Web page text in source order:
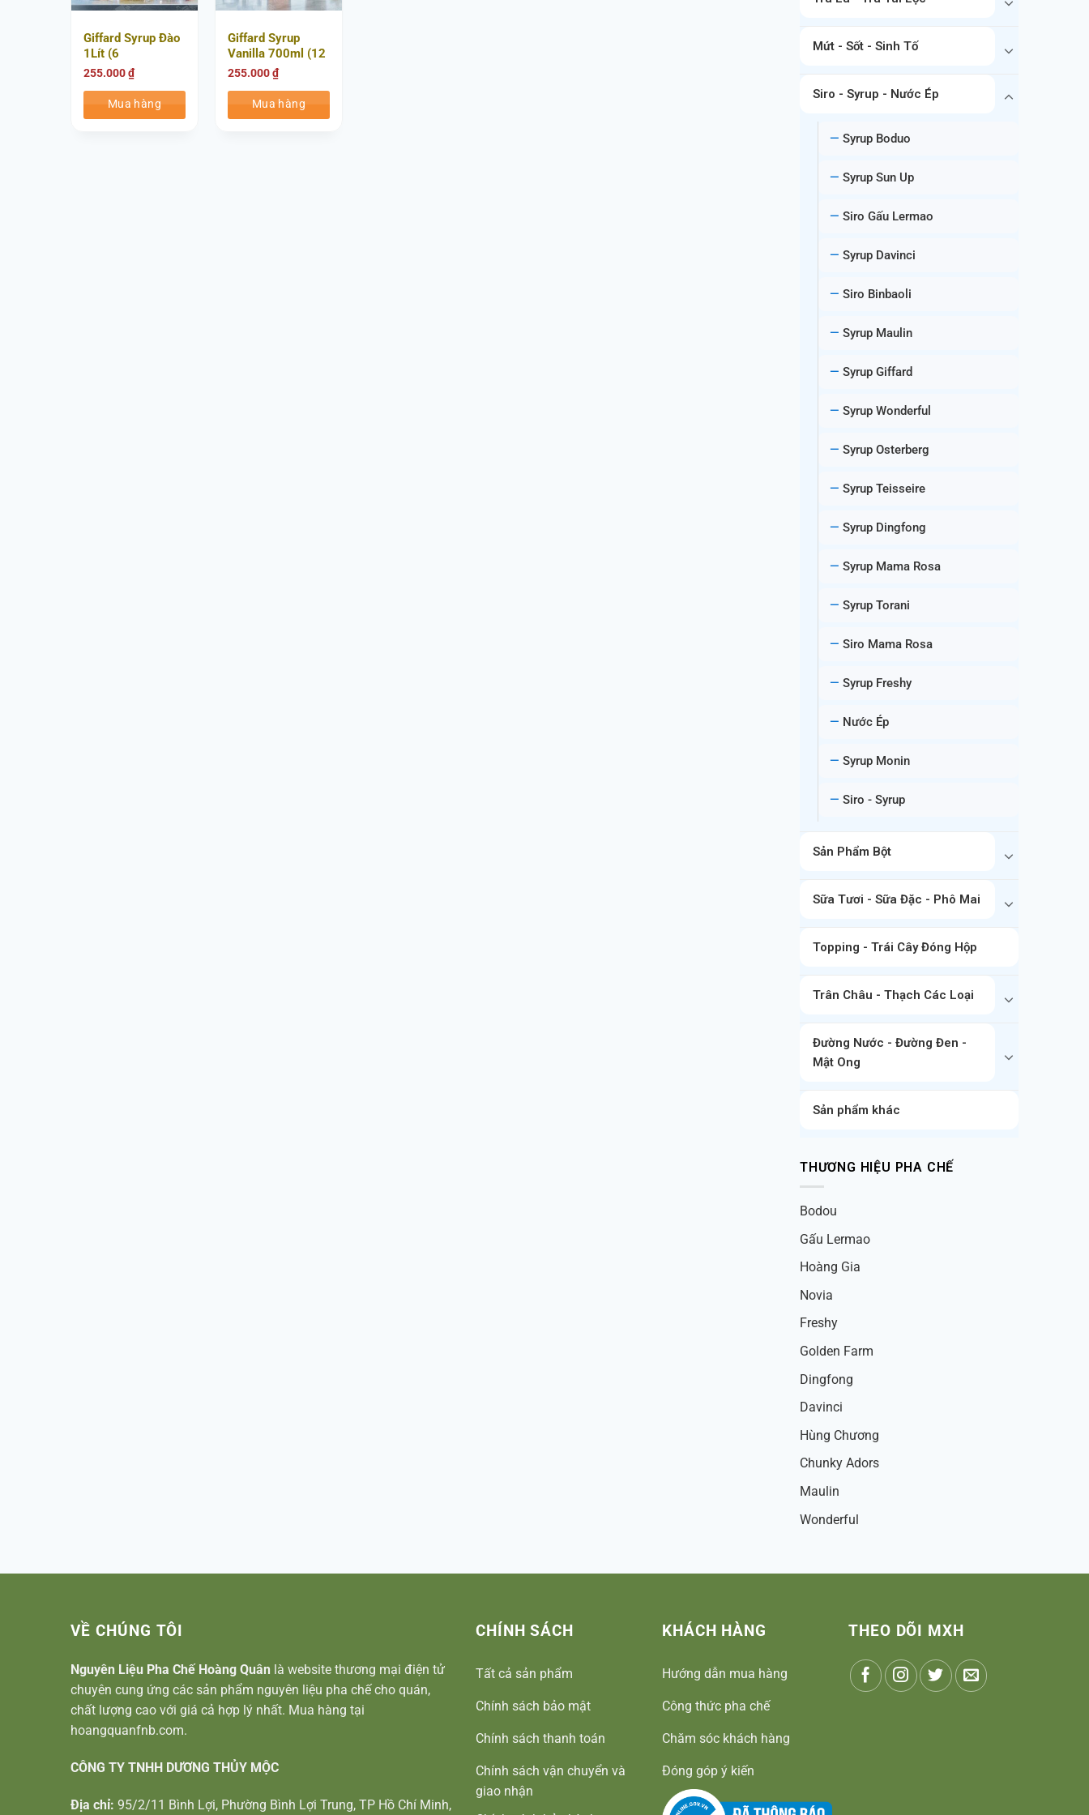
Giffard Syrup Đào
1Lít (6
Chai/Thùng)
255.000₫
Mua hàng
Giffard Syrup
Vanilla 700ml (12
Chai/Thùng)
255.000₫
Mua hàng
Mứt - Sốt - Sinh Tố
Siro - Syrup - Nước Ép
Syrup Boduo
Syrup Sun Up
Siro Gấu Lermao
Syrup Davinci
Siro Binbaoli
Syrup Maulin
Syrup Giffard
Syrup Wonderful
Syrup Osterberg
Syrup Teisseire
Syrup Dingfong
Syrup Mama Rosa
Syrup Torani
Siro Mama Rosa
Syrup Freshy
Nước Ép
Syrup Monin
Siro - Syrup
Sản Phẩm Bột
Sữa Tươi - Sữa Đặc - Phô Mai
Topping - Trái Cây Đóng Hộp
Trân Châu - Thạch Các Loại
Đường Nước - Đường Đen -
Mật Ong
Sản phẩm khác
THƯƠNG HIỆU PHA CHẾ
Bodou
Gấu Lermao
Hoàng Gia
Novia
Freshy
Golden Farm
Dingfong
Davinci
Hùng Chương
Chunky Adors
Maulin
Wonderful
VỀ CHÚNG TÔI
Nguyên Liệu Pha Chế Hoàng Quân là website thương mại điện tử
chuyên cung ứng các sản phẩm nguyên liệu pha chế cho quán,
chất lượng cao với giá cả hợp lý nhất. Mua hàng tại
hoangquanfnb.com.
CÔNG TY TNHH DƯƠNG THỦY MỘC
Địa chỉ: 95/2/11 Bình Lợi, Phường Bình Lợi Trung, TP Hồ Chí Minh,
CHÍNH SÁCH
Tất cả sản phẩm
Chính sách bảo mật
Chính sách thanh toán
Chính sách vận chuyển và
giao nhận
KHÁCH HÀNG
Hướng dẫn mua hàng
Công thức pha chế
Chăm sóc khách hàng
Đóng góp ý kiến
THEO DÕI MXH